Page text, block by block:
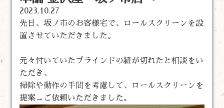
2023.10.27
先日、坂ノ市のお客様宅で、ロールスクリーンを設
置させていただきました。
元々付いていたブラインドの紐が切れたと相談をい
ただき、
掃除や動作の手間を考慮して、ロールスクリーンを
提案→ご依頼いただきました。